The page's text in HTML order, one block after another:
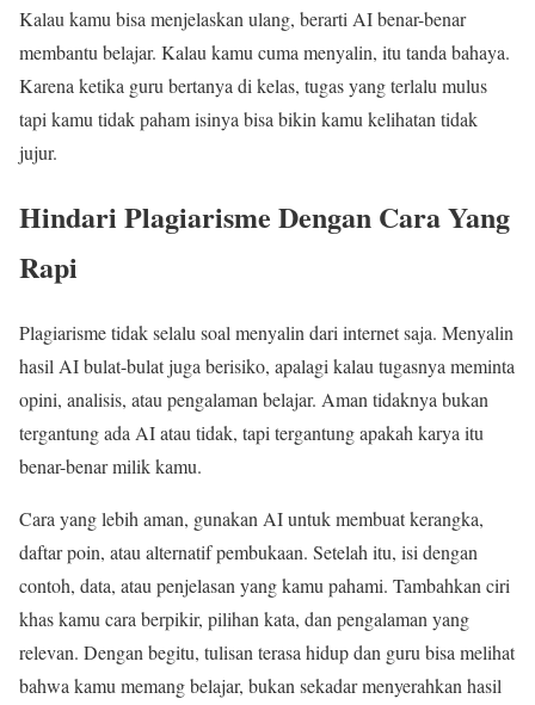
Kalau kamu bisa menjelaskan ulang, berarti AI benar-benar
membantu belajar. Kalau kamu cuma menyalin, itu tanda bahaya.
Karena ketika guru bertanya di kelas, tugas yang terlalu mulus
tapi kamu tidak paham isinya bisa bikin kamu kelihatan tidak
jujur.
Hindari Plagiarisme Dengan Cara Yang
Rapi
Plagiarisme tidak selalu soal menyalin dari internet saja. Menyalin
hasil AI bulat-bulat juga berisiko, apalagi kalau tugasnya meminta
opini, analisis, atau pengalaman belajar. Aman tidaknya bukan
tergantung ada AI atau tidak, tapi tergantung apakah karya itu
benar-benar milik kamu.
Cara yang lebih aman, gunakan AI untuk membuat kerangka,
daftar poin, atau alternatif pembukaan. Setelah itu, isi dengan
contoh, data, atau penjelasan yang kamu pahami. Tambahkan ciri
khas kamu cara berpikir, pilihan kata, dan pengalaman yang
relevan. Dengan begitu, tulisan terasa hidup dan guru bisa melihat
bahwa kamu memang belajar, bukan sekadar menyerahkan hasil